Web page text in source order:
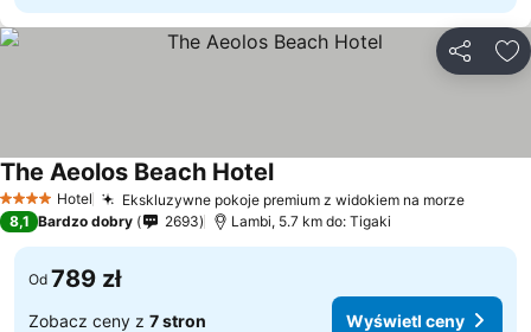
4 KategoriaHotel Ekskluzywne pokoje premium z widokiem na morze
The Aeolos Beach Hotel
8,1 Bardzo dobry 2693 Lambi, 5.7 km do: Tigaki
Od 789 zł
Zobacz ceny z 7 stron Wyświetl ceny